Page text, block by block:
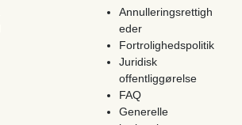
Annulleringsrettigh
eder
Fortrolighedspolitik
Juridisk
offentliggørelse
FAQ
Generelle